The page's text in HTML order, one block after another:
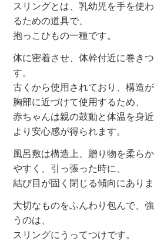
スリングとは、乳幼児を手を使
るための道具で、
抱っこひもの一種です。
体に密着させ、体幹付近に巻き
す。
古くから使用されており、構造
胸部に近づけて使用するため、
赤ちゃんは親の鼓動と体温を身
より安心感が得られます。
風呂敷は構造上、贈り物を柔ら
やすく、引っ張った時に、
結び目が固く閉じる傾向にありま
大切なものをふんわり包んで、
うのは、
スリングにうってつけです。